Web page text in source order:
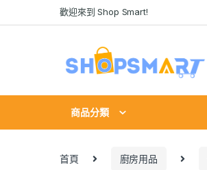
to
to
歡迎來到 Shop Smart!
商品分類
首頁 廚房用品